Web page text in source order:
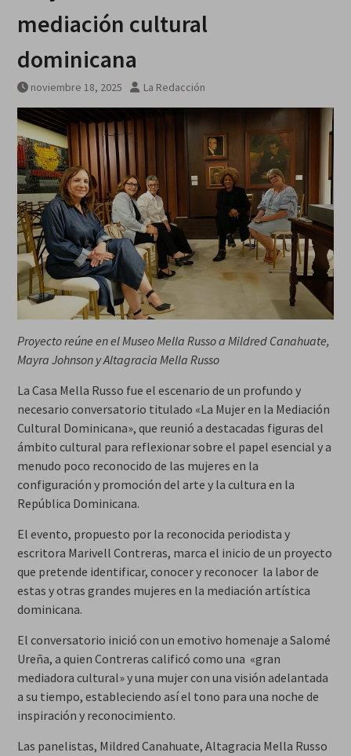
mediación cultural
dominicana
noviembre 18, 2025 La Redacción
Proyecto reúne en el Museo Mella Russo a Mildred Canahuate,
Mayra Johnson y Altagracia Mella Russo
La Casa Mella Russo fue el escenario de un profundo y
necesario conversatorio titulado «La Mujer en la Mediación
Cultural Dominicana», que reunió a destacadas figuras del
ámbito cultural para reflexionar sobre el papel esencial y a
menudo poco reconocido de las mujeres en la
configuración y promoción del arte y la cultura en la
República Dominicana.
El evento, propuesto por la reconocida periodista y
escritora Marivell Contreras, marca el inicio de un proyecto
que pretende identificar, conocer y reconocer la labor de
estas y otras grandes mujeres en la mediación artística
dominicana.
El conversatorio inició con un emotivo homenaje a Salomé
Ureña, a quien Contreras calificó como una «gran
mediadora cultural» y una mujer con una visión adelantada
a su tiempo, estableciendo así el tono para una noche de
inspiración y reconocimiento.
Las panelistas, Mildred Canahuate, Altagracia Mella Russo